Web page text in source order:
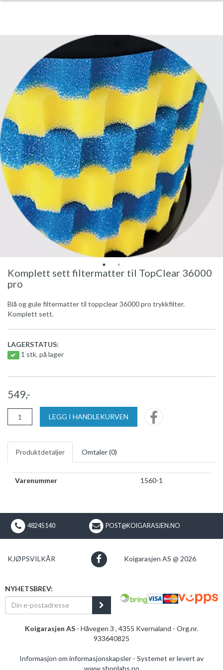
Komplett sett filtermatter til TopClear 36000
pro
Blå og gule filtermatter til toppclear 36000 pro trykkfilter.
Komplett sett.
LAGERSTATUS:
1 stk. på lager
549,-
LEGG I HANDLEKURVEN
Produktdetaljer Omtaler (0)
Varenummer 1560-1
48245140 POST@KOIGARASJEN.NO
KJØPSVILKÅR Koigarasjen AS @ 2026
NYHETSBREV:
Koigarasjen AS - Håvegen 3 , 4355 Kvernaland - Org.nr.
933640825
Informasjon om informasjonskapsler - Systemet er levert av